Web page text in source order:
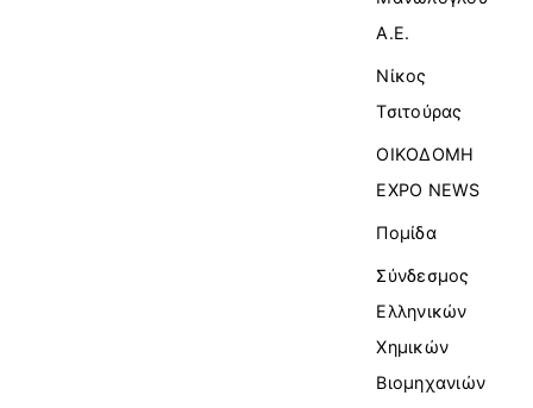
Α.Ε.
Νίκος
Τσιτούρας
ΟΙΚΟΔΟΜΗ
EXPO NEWS
Πομίδα
Σύνδεσμος
Ελληνικών
Χημικών
Βιομηχανιών